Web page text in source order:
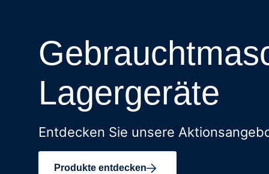
Alle Mulcher
Schlegelmulcher
Forstfräsen & Steinbrecher
Auslegemulcher
Hydraulische Mulcher
Alle Raupen & Anbaugeräte
Geräteträger
Lagergeräte
Entdecken Sie unsere
Produkte entdecken